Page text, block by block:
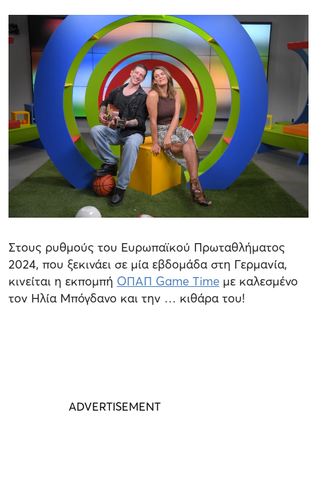
Στους ρυθμούς του Ευρωπαϊκού Πρωταθλήματος
2024, που ξεκινάει σε μία εβδομάδα στη Γερμανία,
κινείται η εκπομπή ΟΠΑΠ Game Time με καλεσμένο
τον Ηλία Μπόγδανο και την … κιθάρα του!